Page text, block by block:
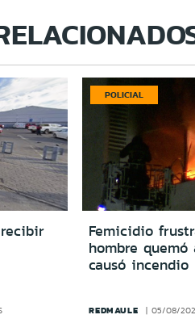
POLICIAL
Femicidio
hombre
causó incendio
REDMAULE 05/08/